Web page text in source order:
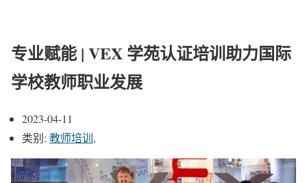
专业赋能 | VEX 学苑认证培训助力国际
学校教师职业发展
2023-04-11
类别: 教师培训,